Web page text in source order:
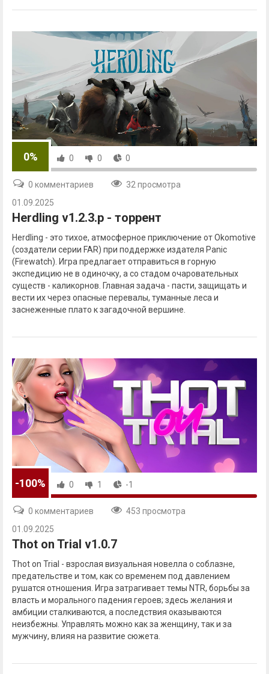
0% 0 0 0
0 комментариев
32 просмотра
01.09.2025
Herdling v1.2.3.p - торрент
Herdling - это тихое, атмосферное приключение от Okomotive
(создатели серии FAR) при поддержке издателя Panic
(Firewatch). Игра предлагает отправиться в горную
экспедицию не в одиночку, а со стадом очаровательных
существ - каликорнов. Главная задача - пасти, защищать и
вести их через опасные перевалы, туманные леса и
заснеженные плато к загадочной вершине.
-100% 0 1 -1
0 комментариев
453 просмотра
01.09.2025
Thot on Trial v1.0.7
Thot on Trial - взрослая визуальная новелла о соблазне,
предательстве и том, как со временем под давлением
рушатся отношения. Игра затрагивает темы NTR, борьбы за
власть и морального падения героев; здесь желания и
амбиции сталкиваются, а последствия оказываются
неизбежны. Управлять можно как за женщину, так и за
мужчину, влияя на развитие сюжета.